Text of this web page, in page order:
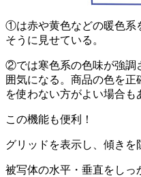
①は赤や黄色などの暖色系
そうに見せている。
②では寒色系の色味が強調
囲気になる。商品の色を
を使わない方がよい場合も
この機能も便利！
グリッドを表示し、傾きを
被写体の水平・垂直をしっ